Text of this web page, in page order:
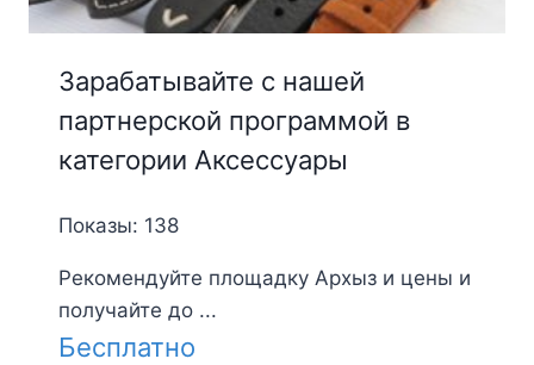
Зарабатывайте с нашей
партнерской программой в
категории Аксессуары
Показы: 138
Рекомендуйте площадку Архыз и цены и
получайте до ...
Бесплатно